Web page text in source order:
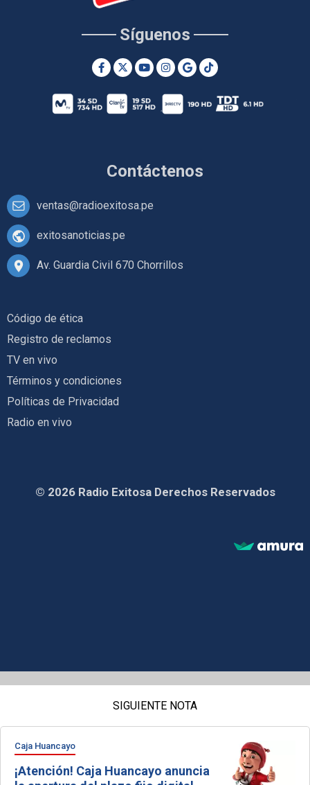
Contáctenos
ventas@radioexitosa.pe
exitosanoticias.pe
Av. Guardia Civil 670 Chorrillos
Síguenos
Código de ética
Registro de reclamos
TV en vivo
Términos y condiciones
Políticas de Privacidad
Radio en vivo
© 2026 Radio Exitosa Derechos Reservados
SIGUIENTE NOTA
Caja Huancayo
¡Atención! Caja Huancayo anuncia